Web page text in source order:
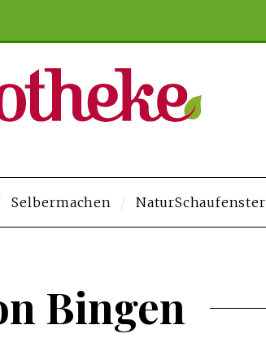
Selbermachen NaturSchaufenster
Bingen